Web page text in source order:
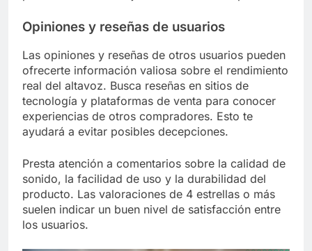
Opiniones y reseñas de usuarios
Las opiniones y reseñas de otros usuarios pueden
ofrecerte información valiosa sobre el rendimiento
real del altavoz. Busca reseñas en sitios de
tecnología y plataformas de venta para conocer
experiencias de otros compradores. Esto te
ayudará a evitar posibles decepciones.
Presta atención a comentarios sobre la calidad de
sonido, la facilidad de uso y la durabilidad del
producto. Las valoraciones de 4 estrellas o más
suelen indicar un buen nivel de satisfacción entre
los usuarios.